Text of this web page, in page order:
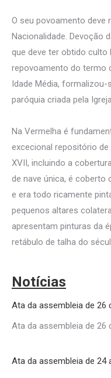
O seu povoamento
Nacionalidade. Devoção
que deve ter obtido culto
repovoamento do termo
Idade Média, formalizou-
paróquia criada pela
Na Vermelha é
excecional repositório
XVII, incluindo a
de nave única, é coberto
e era todo ricamente
pequenos altares
apresentam pinturas da
retábulo de talha do
Notícias
Ata da assembleia de 26
Ata da assembleia de 26
Ata da assembleia de 24